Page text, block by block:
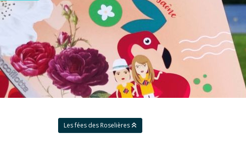
Les fées des Roselières